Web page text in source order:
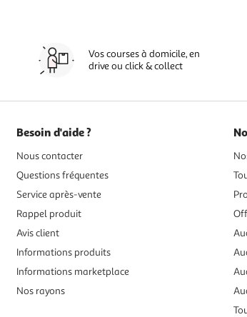
Vos courses à domicile, en
drive ou click & collect
Besoin d'aide ?
Nous contacter
Questions fréquentes
Service après-vente
Rappel produit
Avis client
Informations produits
Informations marketplace
Nos rayons